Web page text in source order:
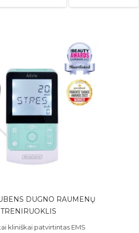
DUGNO RAUMENŲ
TRENIRUOKLIS
kliniškai patvirtintas EMS